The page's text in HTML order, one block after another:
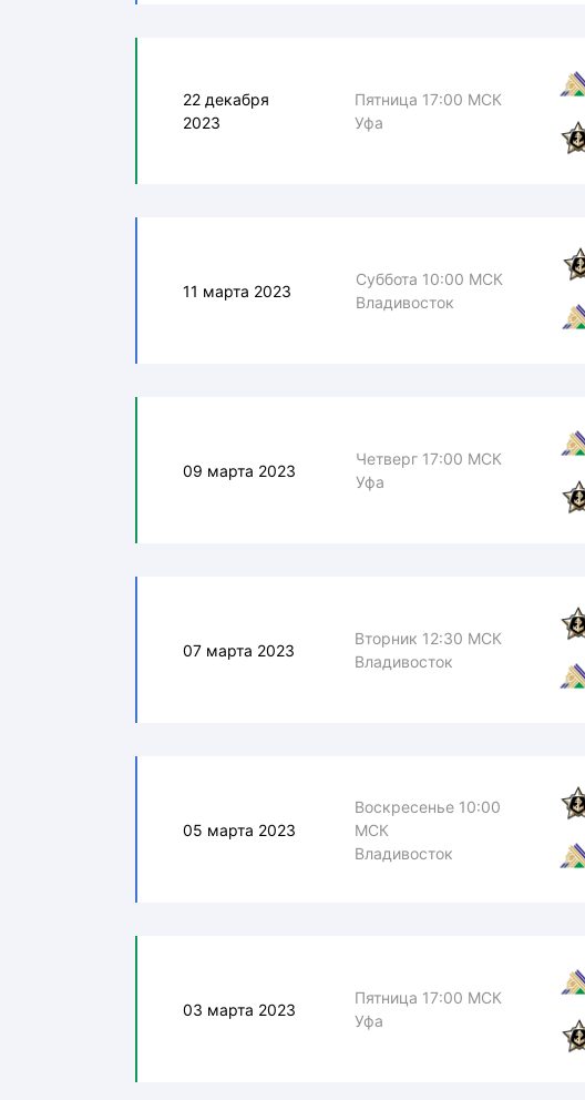
22 декабря
2023
Пятница 17:00 МСК
Уфа
11 марта 2023
Суббота 10:00 МСК
Владивосток
09 марта 2023
Четверг 17:00 МСК
Уфа
07 марта 2023
Вторник 12:30 МСК
Владивосток
05 марта 2023
Воскресенье 10:00
МСК
Владивосток
03 марта 2023
Пятница 17:00 МСК
Уфа